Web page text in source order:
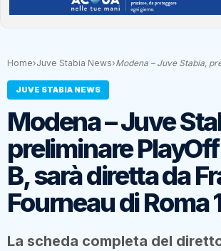
Home›Juve Stabia News›Modena – Juve Stabia,
JUVE STABIA NEWS
Modena – Juve
preliminare
B, sarà diretta da
Fourneau di Roma
La scheda completa del